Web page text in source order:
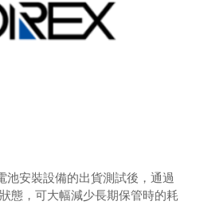
池安裝設備的出貨測試後，通過
態，可大幅減少長期保管時的耗